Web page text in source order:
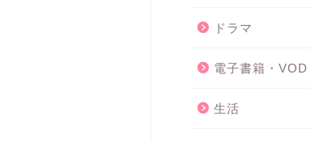
ドラマ
電子書籍・VOD
生活